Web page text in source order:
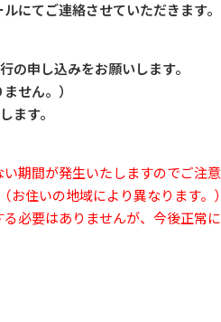
にてご連絡させていただきます。
申し込みをお願いします。
せん。）
ます。
期間が発生いたしますのでご注
住いの地域により異なります。）
必要はありませんが、今後正常